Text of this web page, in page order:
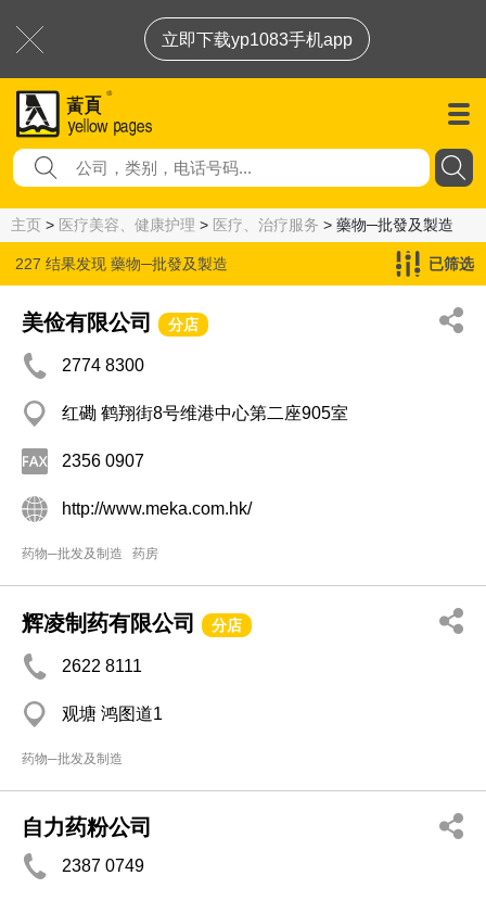
立即下载yp1083手机app
主页 > 医疗美容、健康护理 > 医疗、治疗服务 > 藥物─批發及製造
227 结果发现 藥物─批發及製造 已筛选
美俭有限公司 分店
2774 8300
红磡 鹤翔街8号维港中心第二座905室
2356 0907
http://www.meka.com.hk/
药物─批发及制造 药房
辉凌制药有限公司 分店
2622 8111
观塘 鸿图道1
药物─批发及制造
自力药粉公司
2387 0749